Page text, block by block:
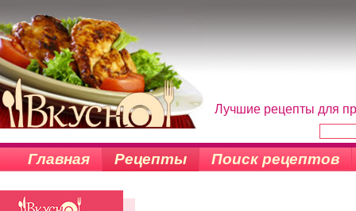
Лучшие рецепты для
Главная Рецепты Поиск рецептов